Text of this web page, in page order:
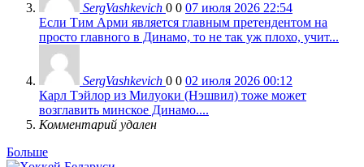
SergVashkevich 0 0 07 июля 2026 22:54
Если Тим Арми является главным претендентом на
просто главного в Динамо, то не так уж плохо, учит...
SergVashkevich 0 0 02 июля 2026 00:12
Карл Тэйлор из Милуоки (Нэшвил) тоже может
возглавить минское Динамо....
Комментарий удален
Больше